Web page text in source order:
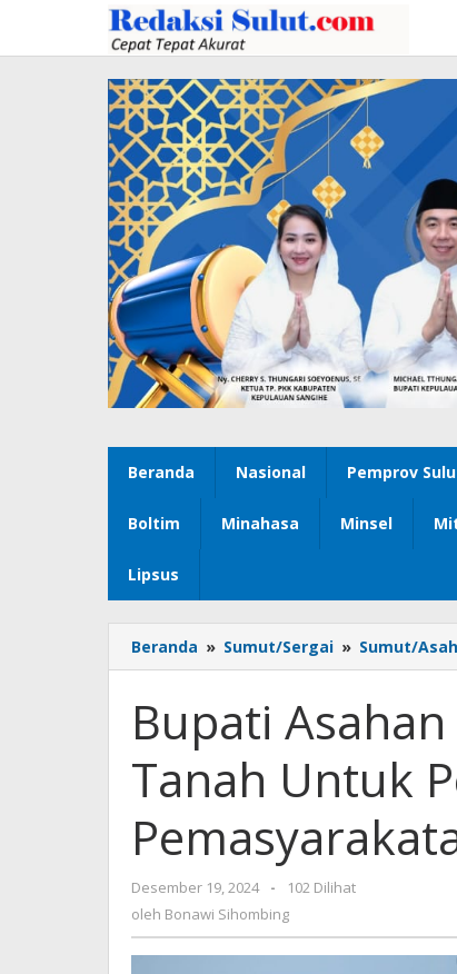
konten
Beranda Nasional Pemprov
Boltim Minahasa Minsel
Lipsus
Beranda » Sumut/Sergai » Sumut/
Bupati
Tanah Untuk
Desember 19, 2024
oleh
Bonawi
Sihombing
-
102 Dilihat
oleh Bonawi Sihombing